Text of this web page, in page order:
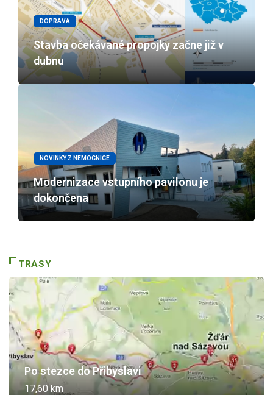
DOPRAVA
Stavba očekávané propojky začne již v
dubnu
NOVINKY Z NEMOCNICE
Modernizace vstupního pavilonu je
dokončena
TRASY
Po stezce do Přibyslavi
17,60 km